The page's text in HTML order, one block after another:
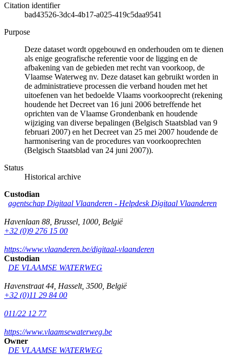
Citation identifier
bad43526-3dc4-4b17-a025-419c5daa9541
Purpose
Deze dataset wordt opgebouwd en onderhouden om te dienen
als enige geografische referentie voor de ligging en de
afbakening van de gebieden met recht van voorkoop, de
Vlaamse Waterweg nv. Deze dataset kan gebruikt worden in
de administratieve processen die verband houden met het
uitoefenen van het bedoelde Vlaams voorkooprecht (rekening
houdende het Decreet van 16 juni 2006 betreffende het
oprichten van de Vlaamse Grondenbank en houdende
wijziging van diverse bepalingen (Belgisch Staatsblad van 9
februari 2007) en het Decreet van 25 mei 2007 houdende de
harmonisering van de procedures van voorkooprechten
(Belgisch Staatsblad van 24 juni 2007)).
Status
Historical archive
Custodian
agentschap Digitaal Vlaanderen - Helpdesk Digitaal Vlaanderen
Havenlaan 88 Brussel 1000 België
+32 (0)9 276 15 00
https://www.vlaanderen.be/digitaal-vlaanderen
Custodian
DE VLAAMSE WATERWEG
Havenstraat 44 Hasselt, 3500 België
+32 (0)11 29 84 00
011/22 12 77
https://www.vlaamsewaterweg.be
Owner
DE VLAAMSE WATERWEG